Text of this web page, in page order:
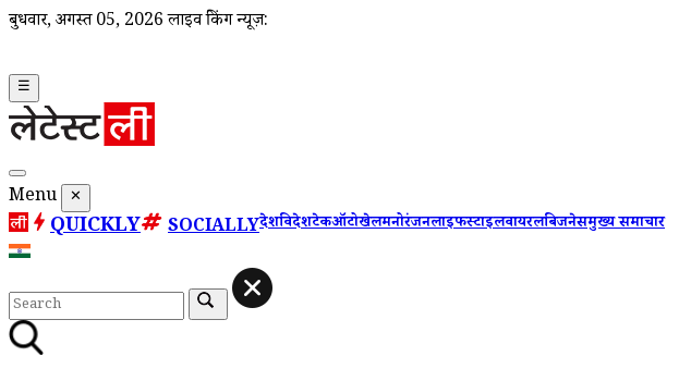
बुधवार, अगस्त 05, 2026 लाइव ब्रेकिंग न्यूज़:
☰
Menu ✕
QUICKLY SOCIALLYदेशविदेशटेकऑटोखेलमनोरंजनलाइफस्टाइलवायरलबिजनेसमुख्य समाचार